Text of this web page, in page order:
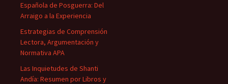
Española de Posguerra: Del
Arraigo a la Experiencia
Estrategias de Comprensión
Lectora, Argumentación y
Normativa APA
Las Inquietudes de Shanti
Andía: Resumen por Libros y